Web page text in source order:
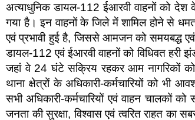
अत्याधुनिक डायल-112 ईआरवी वाहनों को देश के
गया है। इन वाहनों के जिले में शामिल होने से
एवं प्रभावी हुई है, जिससे आमजन को समयबद्ध
डायल-112 एवं ईआरवी वाहनों को विधिवत हरी
जहां वे 24 घंटे सक्रिय रहकर आम नागरिकों
थाना क्षेत्रों के अधिकारी-कर्मचारियों को भी
सभी अधिकारी-कर्मचारियों एवं वाहन चालकों
जनता की सुरक्षा, विश्वास एवं त्वरित राहत का